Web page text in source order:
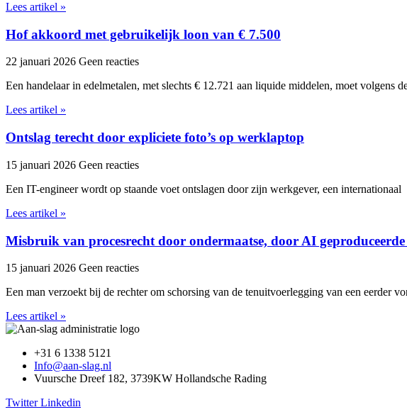
Lees artikel »
Hof akkoord met gebruikelijk loon van € 7.500
22 januari 2026 Geen reacties
Een handelaar in edelmetalen, met slechts € 12.721 aan liquide middelen, moet volgens
Lees artikel »
Ontslag terecht door expliciete foto’s op werklaptop
15 januari 2026 Geen reacties
Een IT-engineer wordt op staande voet ontslagen door zijn werkgever, een internationaal
Lees artikel »
Misbruik van procesrecht door ondermaatse, door AI
15 januari 2026 Geen reacties
Een man verzoekt bij de rechter om schorsing van de tenuitvoerlegging van een eerder
Lees artikel »
+31 6 1338 5121
Info@aan-slag.nl
Vuursche Dreef 182, 3739KW Hollandsche Rading
Twitter Linkedin